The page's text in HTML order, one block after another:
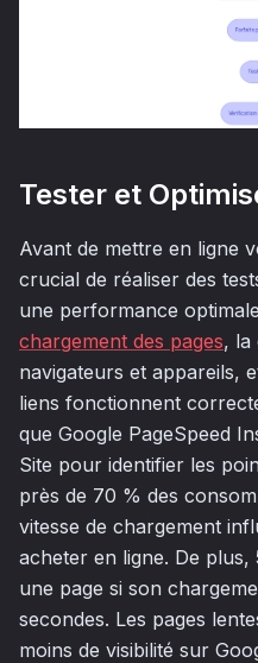
Tester et
Avant de mettre en ligne
crucial de réaliser des
une performance
chargement des pages, la
navigateurs et appareils,
liens fonctionnent
que Google PageSpeed
Site pour identifier les
près de 70 % des
vitesse de chargement
acheter en ligne. De
une page si son
secondes. Les pages
moins de visibilité sur